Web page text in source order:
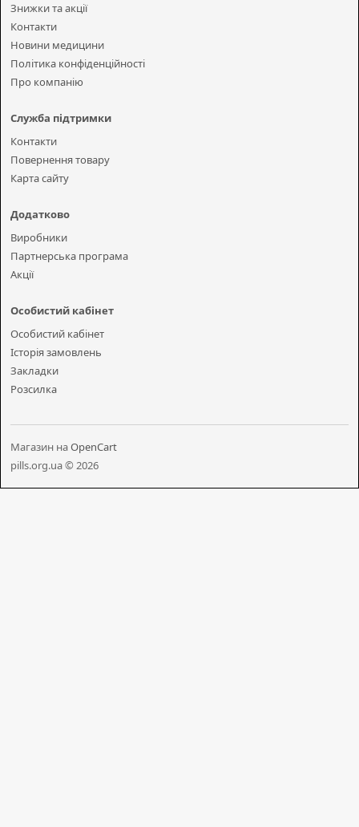
Знижки та акції
Контакти
Новини медицини
Політика конфіденційності
Про компанію
Служба підтримки
Контакти
Повернення товару
Карта сайту
Додатково
Виробники
Партнерська програма
Акції
Особистий кабінет
Особистий кабінет
Історія замовлень
Закладки
Розсилка
Магазин наOpenCart
pills.org.ua © 2026